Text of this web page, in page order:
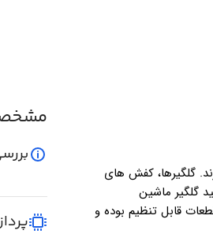
گلگیرها، کفش های
گلگیر ماشین
قابل تنظیم بوده و